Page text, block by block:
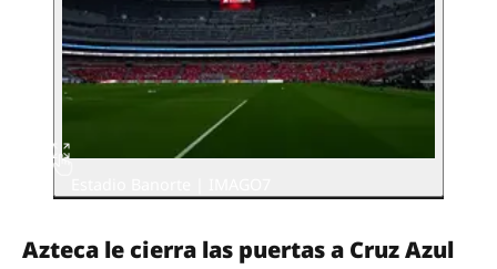
Azteca le cierra las puertas a Cruz Azul